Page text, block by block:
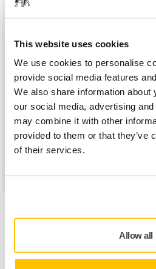
This website uses cookies
We use cookies to personalise
provide social media features
We also share information about
our social media, advertising
may combine it with other
provided to them or that they’ve
of their services.
Allow all
Mirka gereedschap op
u de mogelijkheid om het
kopen.
Als u het Premium Service
aankoop van het product
korting